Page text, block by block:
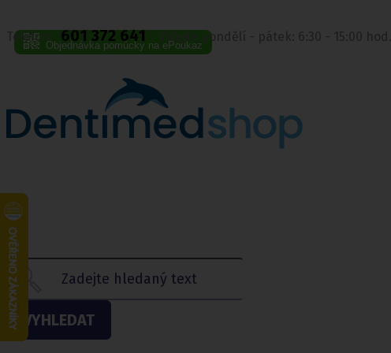
Telefon: 601 372 641 Volejte pondělí - pátek: 6:30 - 15:00 hod.
Objednávka pomůcky na ePoukaz
VYHLEDAT